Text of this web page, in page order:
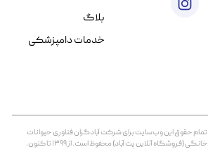
تمام حقوق اين وب‌سايت برای شرکت آبادگران فناوری حیوانات
خانگی (فروشگاه آنلاین پت آباد) محفوظ است. از ۱۳۹۹ تا کنون.
بلاگ
خدمات دامپزشکی